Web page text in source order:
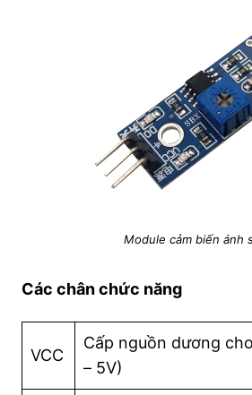
Module cảm biến ánh
Các chân chức năng
VCC
Cấp nguồn dương
– 5V)